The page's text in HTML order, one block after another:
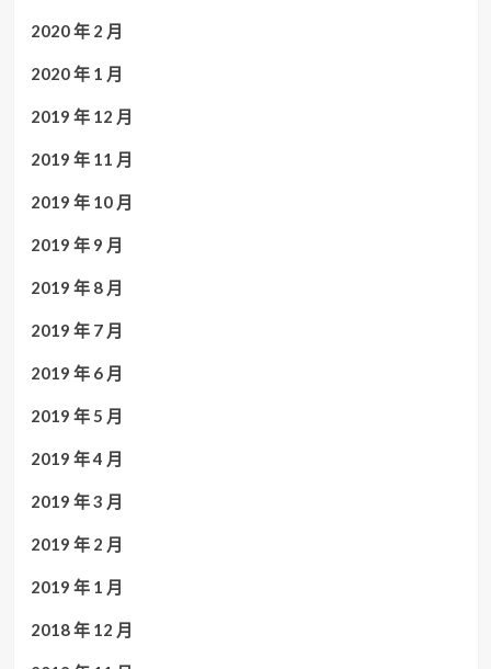
2020 年 2 月
2020 年 1 月
2019 年 12 月
2019 年 11 月
2019 年 10 月
2019 年 9 月
2019 年 8 月
2019 年 7 月
2019 年 6 月
2019 年 5 月
2019 年 4 月
2019 年 3 月
2019 年 2 月
2019 年 1 月
2018 年 12 月